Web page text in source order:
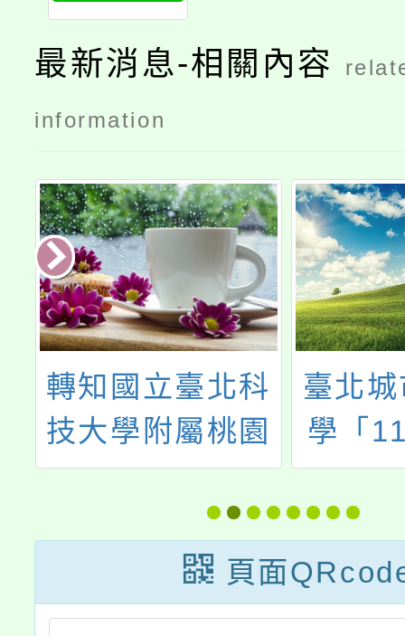
最新消息-相關內容
information
轉知國立臺北科
技大學附屬桃園
農工高級中等學
校進修部（夜
校）113學年度
免試入學招生訊
臺北
學「
城市
五專
學說
頁面